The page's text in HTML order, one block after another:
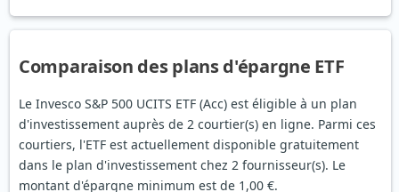
Comparaison des plans d'épargne ETF
Le Invesco S&P 500 UCITS ETF (Acc) est éligible à un plan
d'investissement auprès de 2 courtier(s) en ligne. Parmi ces
courtiers, l'ETF est actuellement disponible gratuitement
dans le plan d'investissement chez 2 fournisseur(s). Le
montant d'épargne minimum est de 1,00 €.